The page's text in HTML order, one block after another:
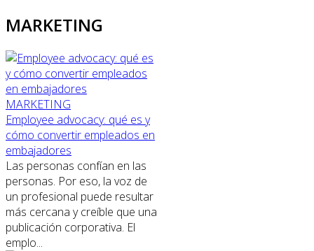
MARKETING
MARKETING
Employee advocacy: qué es y
cómo convertir empleados en
embajadores
Las personas confían en las
personas. Por eso, la voz de
un profesional puede resultar
más cercana y creíble que una
publicación corporativa. El
emplo...